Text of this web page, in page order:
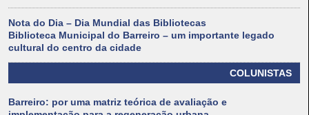
Nota do Dia – Dia Mundial das Bibliotecas
Biblioteca Municipal do Barreiro – um importante legado
cultural do centro da cidade
COLUNISTAS
Barreiro: por uma matriz teórica de avaliação e